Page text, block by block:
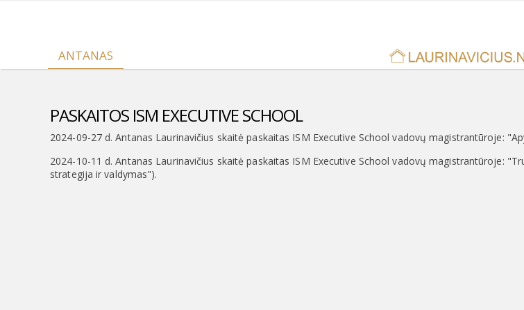
ANTANAS
PASKAITOS ISM EXECUTIVE SCHOOL
2024-09-27 d. Antanas Laurinavičius skaitė paskaitas ISM Executive School vadovų magistrantūroje:
2024-10-11 d. Antanas Laurinavičius skaitė paskaitas ISM Executive School vadovų magistrantūroje:
strategija ir valdymas").